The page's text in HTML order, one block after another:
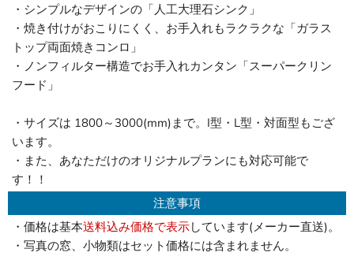
・シンプルなデザインの「人工大理石シンク」
・焼き付けがおこりにくく、お手入れもラクラクな「ガラス
トップ両面焼きコンロ」
・ノンフィルター構造でお手入れカンタン「スーパークリン
フード」
・サイズは 1800～3000(mm)まで。I型・L型・対面型もござ
います。
・また、あなただけのオリジナルプランにも対応可能で
す！！
注意事項
・価格は基本送料込み価格で表示しています(メーカー直送)。
・写真の窓、小物類はセット価格には含まれません。